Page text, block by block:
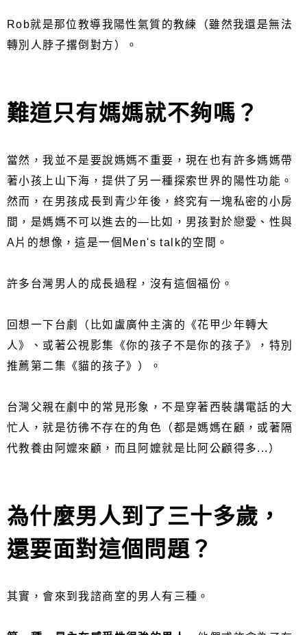
Rob就是那位教導我陽性氣質的教練（雖然我還是無法
轉別人脖子撂倒對方）。
難道只有媽媽就不夠嗎？
當然，我並不是要說媽媽不重要，現在也有許多媽媽帶
著小孩上山下海，提供了另一種探索世界的陽性功能。
然而，在男孩成長到青少年後，終究有一塊私密的小房
間，是媽媽不可以進去的—比如，男孩對於戀愛、性與
A片的想像，這是一個Men's talk的空間。
許多台灣男人的成長過程，沒有這個福份。
回想一下台劇（比如盧廣仲主演的《花甲少年轉大
人》、或著公視影集《你的孩子不是你的孩子》，特別
推薦第二集《貓的孩子》）。
台灣父親在劇中的常見形象，不是穿著西裝講電話的大
忙人，就是彷彿不存在的角色（都是媽媽在顧，或著隔
代教養由阿嬤來顧，而且阿嬤就是比阿公顧得多...）
為什麼男人到了三十多歲，
還要面對這個問題？
其實，會來到我諮商室的男人有三種。